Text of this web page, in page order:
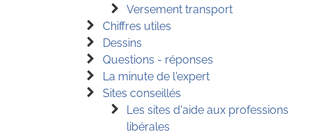
Versement transport
Chiffres utiles
Dessins
Questions - réponses
La minute de l'expert
Sites conseillés
Les sites d'aide aux professions
libérales